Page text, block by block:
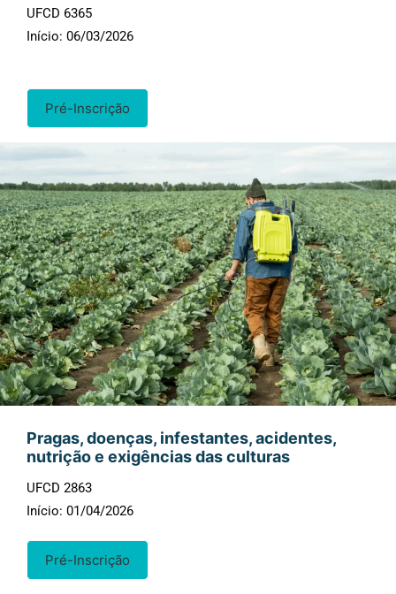
UFCD 6365
Início: 06/03/2026
Pré-Inscrição
Pragas, doenças, infestantes, acidentes,
nutrição e exigências das culturas
UFCD 2863
Início: 01/04/2026
Pré-Inscrição